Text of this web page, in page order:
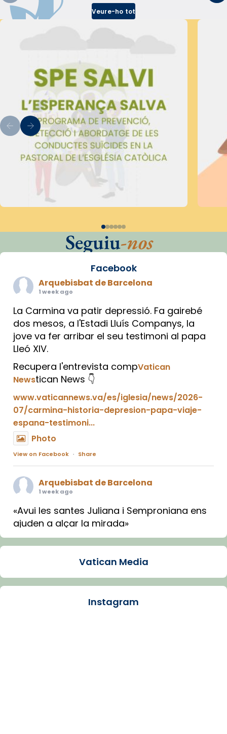
Veure-ho tot
Seguiu-nos
Facebook
Arquebisbat de Barcelona
1 week ago
La Carmina va patir depressió. Fa gairebé
dos mesos, a l'Estadi Lluís Companys, la
jove va fer arribar el seu testimoni al papa
Lleó XIV.
Recupera l'entrevista compVatican
Newstican News 👇
www.vaticannews.va/es/iglesia/news/2026-
07/carmina-historia-depresion-papa-viaje-
espana-testimoni...
Photo
View on Facebook · Share
Arquebisbat de Barcelona
1 week ago
«Avui les santes Juliana i Semproniana ens
ajuden a alçar la mirada»
Mons. Sergi Gordo, bisbe de Tortosa, ha
Santes de Mataró.
🔗tinyurl.com/cvu5jmbk
Vatican Media
Instagram